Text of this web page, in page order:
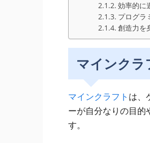
効率的に
プログラ
創造力を
マインクラ
マインクラフト は、
ーが自分なりの目
す。